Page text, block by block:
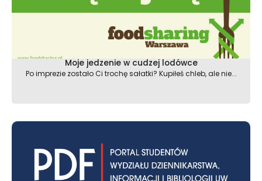
Moje jedzenie w cudzej lodówce
Po imprezie zostało Ci trochę sałatki? Kupiłeś chleb, ale nie...